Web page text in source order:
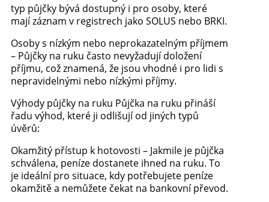
typ půjčky bývá dostupný i pro osoby, které
mají záznam v registrech jako SOLUS nebo BRKI.
Osoby s nízkým nebo neprokazatelným příjmem
– Půjčky na ruku často nevyžadují doložení
příjmu, což znamená, že jsou vhodné i pro lidi s
nepravidelnými nebo nízkými příjmy.
Výhody půjčky na ruku Půjčka na ruku přináší
řadu výhod, které ji odlišují od jiných typů
úvěrů:
Okamžitý přístup k hotovosti – Jakmile je půjčka
schválena, peníze dostanete ihned na ruku. To
je ideální pro situace, kdy potřebujete peníze
okamžitě a nemůžete čekat na bankovní převod.